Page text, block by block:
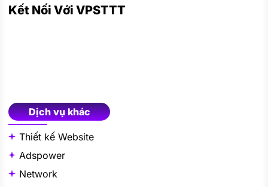
Thiết kế Website
Adspower
Network
Firewall Anti DDoS